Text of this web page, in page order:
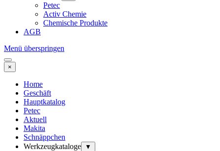
Petec
Activ Chemie
Chemische Produkte
AGB
Menü überspringen
×
Home
Geschäft
Hauptkatalog
Petec
Aktuell
Makita
Schnäppchen
Werkzeugkataloge
▼